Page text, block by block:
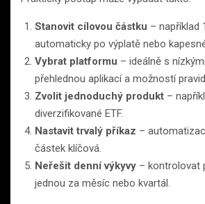
Stanovit cílovou částku – například
automaticky po výplatě nebo
Vybrat platformu – ideálně s
přehlednou aplikací a možností
Zvolit jednoduchý produkt –
diverzifikované ETF.
Nastavit trvalý příkaz –
částek klíčová.
Neřešit denní výkyvy – kontrolovat
jednou za měsíc nebo kvartál.